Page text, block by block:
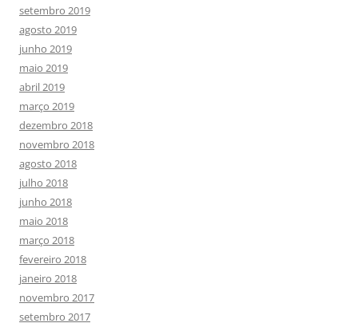
setembro 2019
agosto 2019
junho 2019
maio 2019
abril 2019
março 2019
dezembro 2018
novembro 2018
agosto 2018
julho 2018
junho 2018
maio 2018
março 2018
fevereiro 2018
janeiro 2018
novembro 2017
setembro 2017